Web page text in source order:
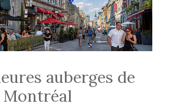
auberges de
Montréal